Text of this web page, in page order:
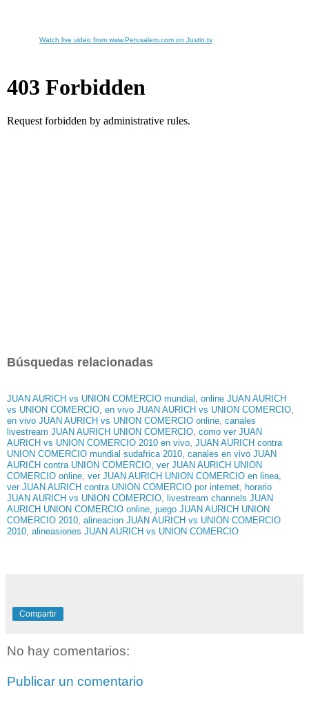
Watch live video from www.Perusalem.com on Justin.tv
Búsquedas relacionadas
JUAN AURICH vs UNION COMERCIO mundial , online JUAN AURICH
vs UNION COMERCIO, en vivo JUAN AURICH vs UNION COMERCIO,
en vivo JUAN AURICH vs UNION COMERCIO online, canales
livestream JUAN AURICH UNION COMERCIO, como ver JUAN
AURICH vs UNION COMERCIO 2010 en vivo, JUAN AURICH contra
UNION COMERCIO mundial sudafrica 2010, canales en vivo JUAN
AURICH contra UNION COMERCIO, ver JUAN AURICH UNION
COMERCIO online, ver JUAN AURICH UNION COMERCIO en linea,
ver JUAN AURICH contra UNION COMERCIO por internet, horario
JUAN AURICH vs UNION COMERCIO, livestream channels JUAN
AURICH UNION COMERCIO online, juego JUAN AURICH UNION
COMERCIO 2010, alineacion JUAN AURICH vs UNION COMERCIO
2010, alineasiones JUAN AURICH vs UNION COMERCIO
Compartir
No hay comentarios:
Publicar un comentario